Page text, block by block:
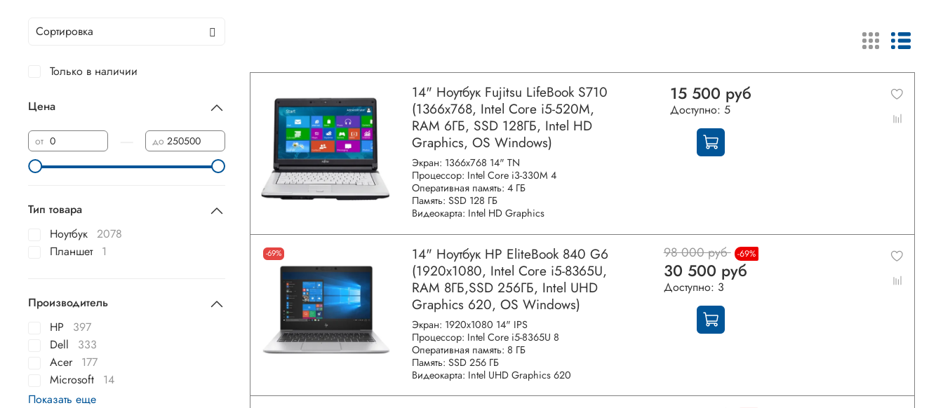
14" Ноутбук Fujitsu LifeBook S710
(1366x768, Intel Core i5-520M,
RAM 6ГБ, SSD 128ГБ, Intel HD
Graphics, OS Windows)
Экран: 1366x768 14" TN
Процессор: Intel Core i3-330M 4
Оперативная память: 4 ГБ
Память: SSD 128 ГБ
Видеокарта: Intel HD Graphics
15 500 руб
Доступно: 5
-69%
14" Ноутбук HP EliteBook 840 G6
(1920x1080, Intel Core i5-8365U,
RAM 8ГБ,SSD 256ГБ, Intel UHD
Graphics 620, OS Windows)
Экран: 1920x1080 14" IPS
Процессор: Intel Core i5-8365U 8
Оперативная память: 8 ГБ
Память: SSD 256 ГБ
Видеокарта: Intel UHD Graphics 620
98 000 руб -69%
30 500 руб
Доступно: 3
Только в наличии
Цена
от до
Тип товара
Ноутбук 2078
Планшет 1
Производитель
HP
397
Dell
333
Acer 177
Microsoft
14
Показать еще